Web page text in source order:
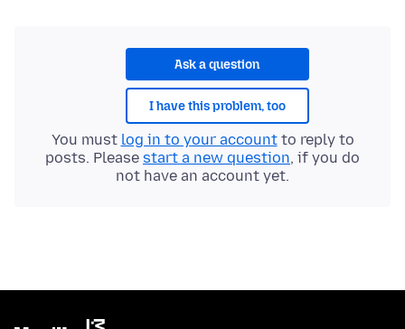
Ask a question
I have this problem, too
You must log in to your accountto reply to
posts. Please start a new question, if you do
not have an account yet.